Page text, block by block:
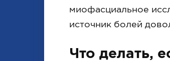
миофасциальное
источник болей
Что делать,